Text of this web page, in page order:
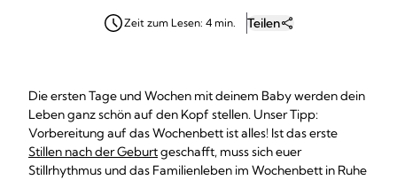
Zeit zum Lesen: 4 min. Teilen
Die ersten Tage und Wochen mit deinem Baby werden dein
Leben ganz schön auf den Kopf stellen. Unser Tipp:
Vorbereitung auf das Wochenbett ist alles! Ist das erste
Stillen nach der Geburtgeschafft, muss sich euer
Stillrhythmus und das Familienleben im Wochenbett in Ruhe